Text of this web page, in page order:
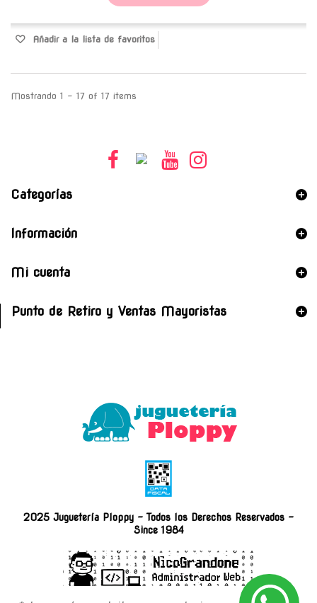
Añadir a la lista de favoritos
Mostrando 1 - 17 of 17 items
Categorías
Información
Mi cuenta
Punto de Retiro y Ventas Mayoristas
2025 Juguetería Ploppy - Todos los Derechos Reservados -
Since 1984